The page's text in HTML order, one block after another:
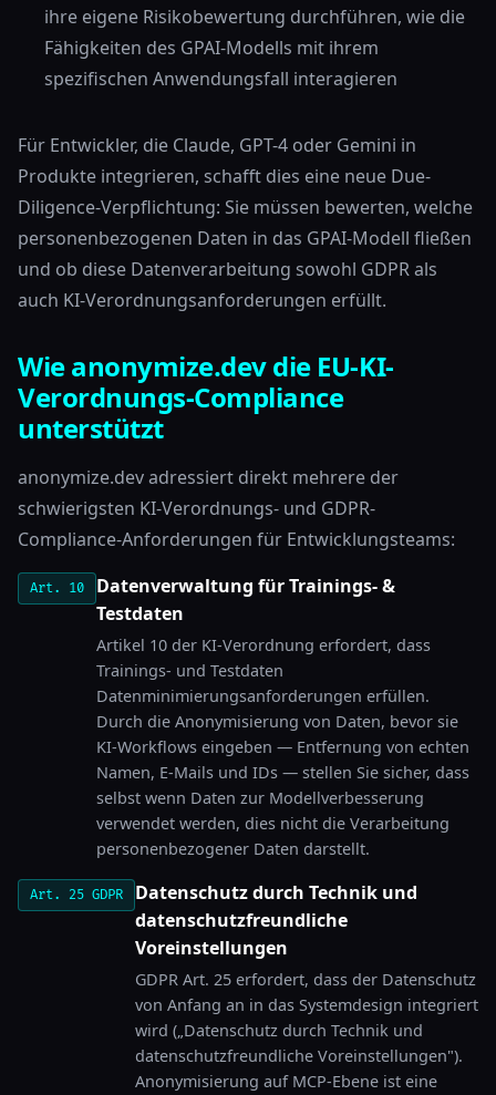
ihre eigene Risikobewertung durchführen, wie die
Fähigkeiten des GPAI-Modells mit ihrem
spezifischen Anwendungsfall interagieren
Für Entwickler, die Claude, GPT-4 oder Gemini in
Produkte integrieren, schafft dies eine neue Due-
Diligence-Verpflichtung: Sie müssen bewerten, welche
personenbezogenen Daten in das GPAI-Modell fließen
und ob diese Datenverarbeitung sowohl GDPR als
auch KI-Verordnungsanforderungen erfüllt.
Wie anonymize.dev die EU-KI-
Verordnungs-Compliance
unterstützt
anonymize.dev adressiert direkt mehrere der
schwierigsten KI-Verordnungs- und GDPR-
Compliance-Anforderungen für Entwicklungsteams:
Art. 10
Datenverwaltung für Trainings- &
Testdaten
Artikel 10 der KI-Verordnung erfordert, dass
Trainings- und Testdaten
Datenminimierungsanforderungen erfüllen.
Durch die Anonymisierung von Daten, bevor sie
KI-Workflows eingeben — Entfernung von echten
Namen, E-Mails und IDs — stellen Sie sicher, dass
selbst wenn Daten zur Modellverbesserung
verwendet werden, dies nicht die Verarbeitung
personenbezogener Daten darstellt.
Art. 25 GDPR
Datenschutz durch Technik und
datenschutzfreundliche
Voreinstellungen
GDPR Art. 25 erfordert, dass der Datenschutz
von Anfang an in das Systemdesign integriert
wird („Datenschutz durch Technik und
datenschutzfreundliche Voreinstellungen").
Anonymisierung auf MCP-Ebene ist eine